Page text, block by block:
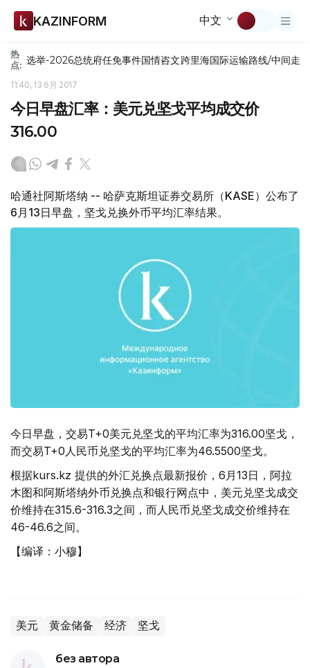
KAZINFORM 中文
热
点: 选举-2026总统府任免事件国情咨文跨里海国际运输路线/中间走廊
11:40, 13 6月 2017
今日早盘汇率：美元兑坚戈平均成交价
316.00
哈通社阿斯塔纳 -- 哈萨克斯坦证券交易所（KASE）公布了
6月13日早盘，坚戈兑换外币平均汇率结果。
今日早盘，交易T+0美元兑坚戈的平均汇率为316.00坚戈，
而交易T+0人民币兑坚戈的平均汇率为46.5500坚戈。
根据kurs.kz 提供的外汇兑换点最新报价，6月13日，阿拉
木图和阿斯塔纳外币兑换点和银行网点中，美元兑坚戈成交
价维持在315.6-316.3之间，而人民币兑坚戈成交价维持在
46-46.6之间。
【编译：小穆】
美元 黄金储备 经济 坚戈
без автора